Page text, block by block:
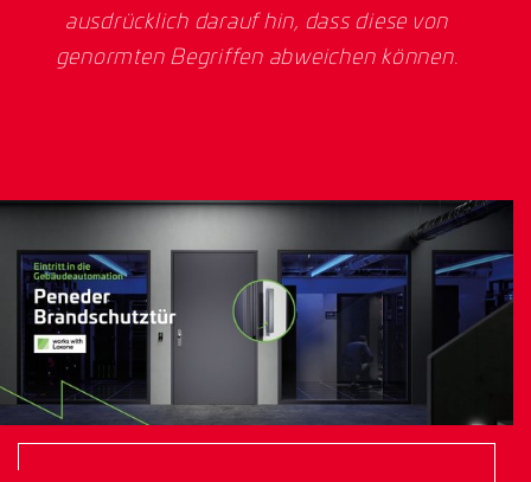
ausdrücklich darauf hin, dass diese von
genormten Begriffen abweichen können.